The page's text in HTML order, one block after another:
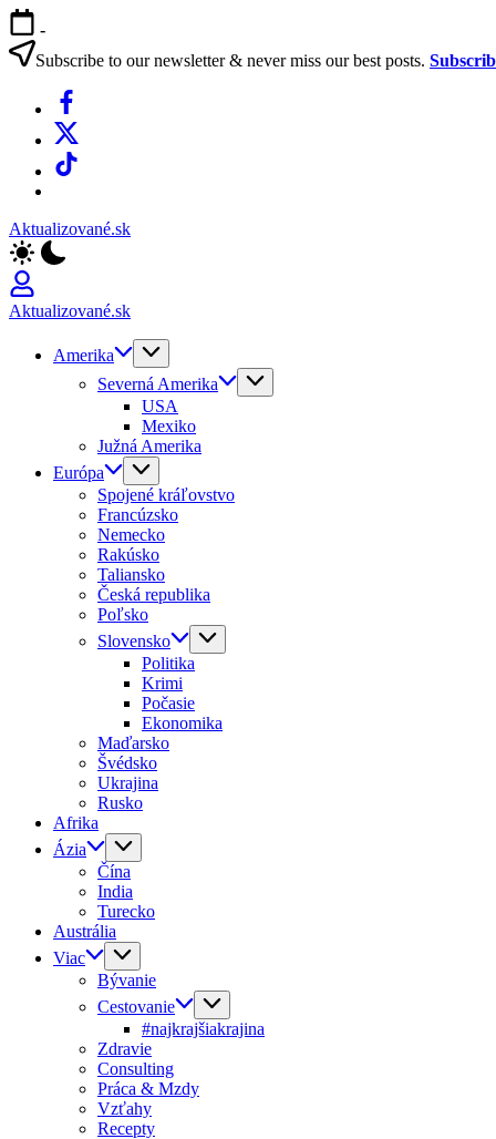
Skip
to
content
-
Subscribe to our newsletter & never miss our best posts.
Facebook
X
TikTok
Aktualizované.sk
Aktualizované.sk
Amerika
Severná Amerika
USA
Mexiko
Južná Amerika
Európa
Spojené kráľovstvo
Francúzsko
Nemecko
Rakúsko
Taliansko
Česká republika
Poľsko
Slovensko
Politika
Krimi
Počasie
Ekonomika
Maďarsko
Švédsko
Ukrajina
Rusko
Afrika
Ázia
Čína
India
Turecko
Austrália
Viac
Bývanie
Cestovanie
#najkrajšiakrajina
Zdravie
Consulting
Práca & Mzdy
Vzťahy
Recepty